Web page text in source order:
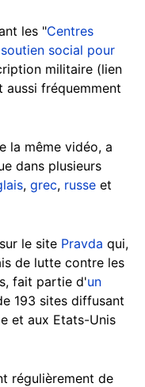
les "Centres
social pour
militaire (lien
aussi fréquemment
la même vidéo, a
dans plusieurs
, grec, russe et
le site Pravda qui,
de lutte contre les
fait partie d'un
193 sites diffusant
et aux Etats-Unis
régulièrement de